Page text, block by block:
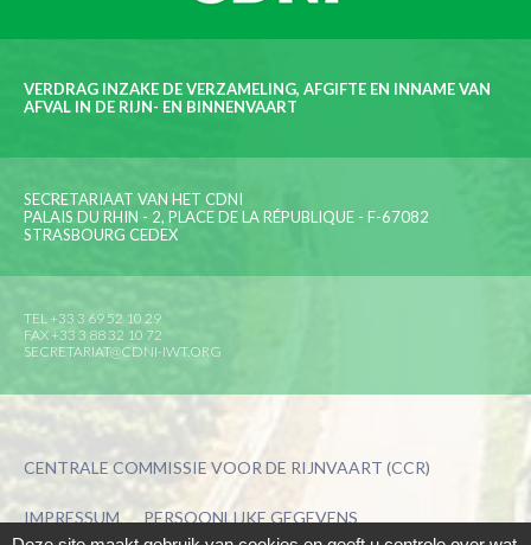
VERDRAG INZAKE DE VERZAMELING, AFGIFTE EN INNAME VAN
AFVAL IN DE RIJN- EN BINNENVAART
SECRETARIAAT VAN HET CDNI
PALAIS DU RHIN - 2, PLACE DE LA RÉPUBLIQUE - F-67082
STRASBOURG CEDEX
TEL +33 3 69 52 10 29
FAX +33 3 88 32 10 72
SECRETARIAT@CDNI-IWT.ORG
CENTRALE COMMISSIE VOOR DE RIJNVAART (CCR)
IMPRESSUM PERSOONLIJKE GEGEVENS